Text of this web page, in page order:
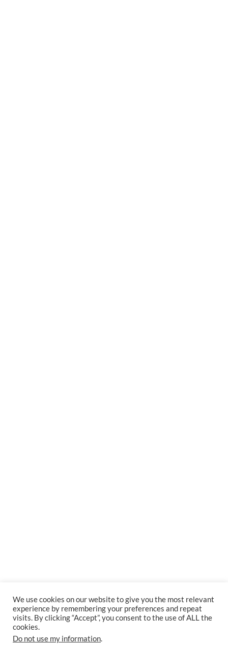
We use cookies on our website to give you the most relevant
experience by remembering your preferences and repeat
visits. By clicking “Accept”, you consent to the use of ALL the
cookies.
Do not use my information.